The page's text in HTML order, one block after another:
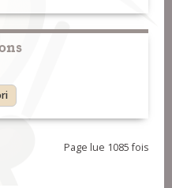
Page lue 1085 fois